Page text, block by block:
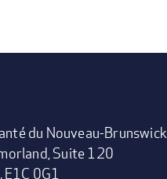
du Nouveau-Brunswick
Suite 120
0G1